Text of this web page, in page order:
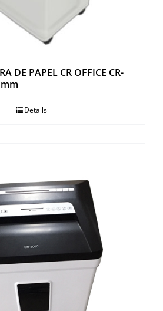
DE PAPEL CR OFFICE CR-
mm
Details